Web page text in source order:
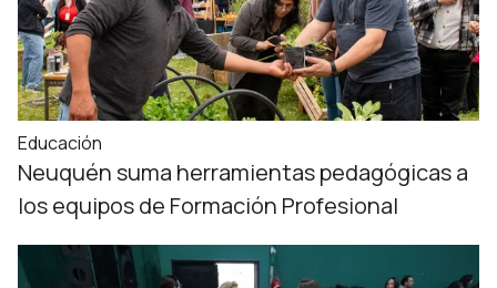
Educación
Neuquén suma herramientas pedagógicas a
los equipos de Formación Profesional